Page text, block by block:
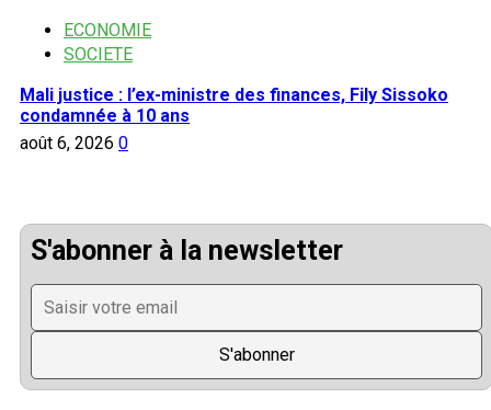
ECONOMIE
SOCIETE
Mali justice : l’ex-ministre des finances, Fily Sissoko
condamnée à 10 ans
août 6, 2026 0
S'abonner à la newsletter